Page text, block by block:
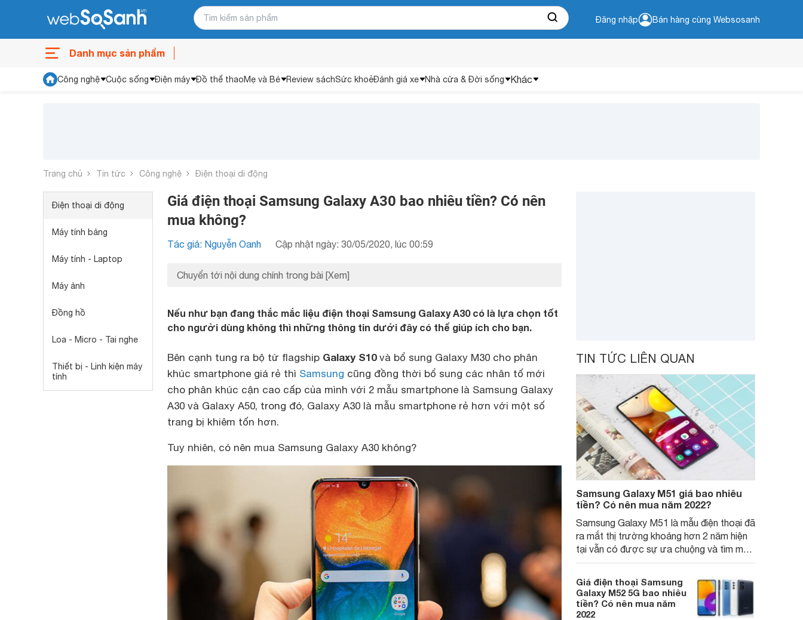
Đăng nhập Bán hàng cùng Websosanh
Danh mục sản phẩm
Công nghệ Cuộc sống Điện máy Đồ thể thaoMẹ và Bé Review sáchSức khoẻĐánh giá xe Nhà cửa & Đời sống Khác
Trang chủ Tin tức Công nghệ Điện thoại di động
Điện thoại di động
Máy tính bảng
Máy tính - Laptop
Máy ảnh
Đồng hồ
Loa - Micro - Tai nghe
Thiết bị - Linh kiện máy
tính
Giá điện thoại Samsung Galaxy A30 bao nhiêu tiền? Có nên
mua không?
Tác giả: Nguyễn Oanh Cập nhật ngày: 30/05/2020, lúc 00:59
Chuyển tới nội dung chính trong bài [Xem]
Nếu như bạn đang thắc mắc liệu điện thoại Samsung Galaxy A30 có là lựa chọn tốt
cho người dùng không thì những thông tin dưới đây có thể giúp ích cho bạn.
Bên cạnh tung ra bộ tứ flagship Galaxy S10và bổ sung Galaxy M30 cho phân
khúc smartphone giá rẻ thì Samsung cũng đồng thời bổ sung các nhân tố mới
cho phân khúc cận cao cấp của mình với 2 mẫu smartphone là Samsung Galaxy
A30 và Galaxy A50, trong đó, Galaxy A30 là mẫu smartphone rẻ hơn với một số
trang bị khiêm tốn hơn.
Tuy nhiên, có nên mua Samsung Galaxy A30 không?
TIN TỨC LIÊN QUAN
Samsung Galaxy M51 giá bao nhiêu
tiền? Có nên mua năm 2022?
Samsung Galaxy M51 là mẫu điện thoại đã
ra mắt thị trường khoảng hơn 2 năm hiện
tại vẫn có được sự ưa chuộng và tìm mua
của nhiều người sử dụng.
Giá điện thoại Samsung
Galaxy M52 5G bao nhiêu
tiền? Có nên mua năm
2022